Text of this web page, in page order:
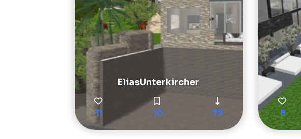
EliasUnterkircher
11 10 73 8